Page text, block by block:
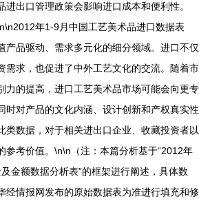
出口管理政策会影响进口成本和便利性。
年1-9月中国工艺美术品进口数据表
产品驱动、需求多元化的细分领域。进口不仅
需求，也促进了中外工艺文化的交流。随着市
力的提高，进口工艺美术品市场可能会向更专
时对产品的文化内涵、设计创新和产权真实性
类数据，对于相关进出口企业、收藏投资者以
参考价值。\n\n（注：本篇分析基于“2012年
金额数据分析表”的框架进行阐述，具体数
经情报网发布的原始数据表为准进行填充和修